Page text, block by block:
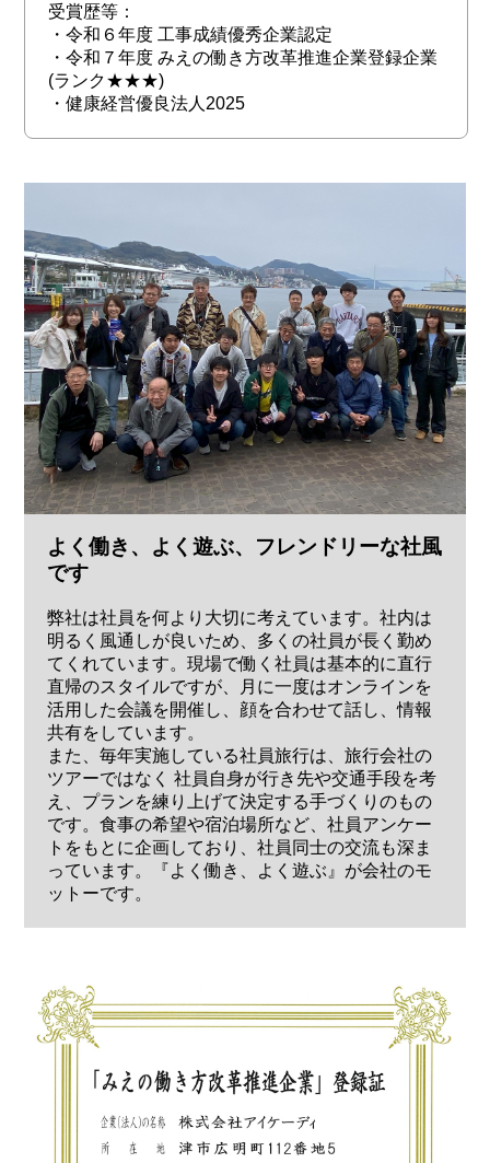
受賞歴等：
・令和６年度 工事成績優秀企業認定
・令和７年度 みえの働き方改革推進企業登録企業
(ランク★★★)
・健康経営優良法人2025
よく働き、よく遊ぶ、フレンドリーな社風
です
弊社は社員を何より大切に考えています。社内は
明るく風通しが良いため、多くの社員が長く勤め
てくれています。現場で働く社員は基本的に直行
直帰のスタイルですが、月に一度はオンラインを
活用した会議を開催し、顔を合わせて話し、情報
共有をしています。
また、毎年実施している社員旅行は、旅行会社の
ツアーではなく 社員自身が行き先や交通手段を考
え、プランを練り上げて決定する手づくりのもの
です。食事の希望や宿泊場所など、社員アンケー
トをもとに企画しており、社員同士の交流も深ま
っています。『よく働き、よく遊ぶ』が会社のモ
ットーです。